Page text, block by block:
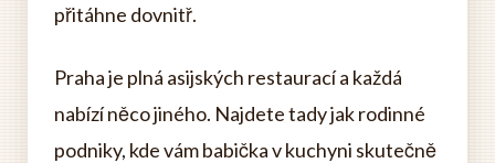
přitáhne dovnitř.
Praha je plná asijských restaurací a každá
nabízí něco jiného. Najdete tady jak rodinné
podniky, kde vám babička v kuchyni skutečně